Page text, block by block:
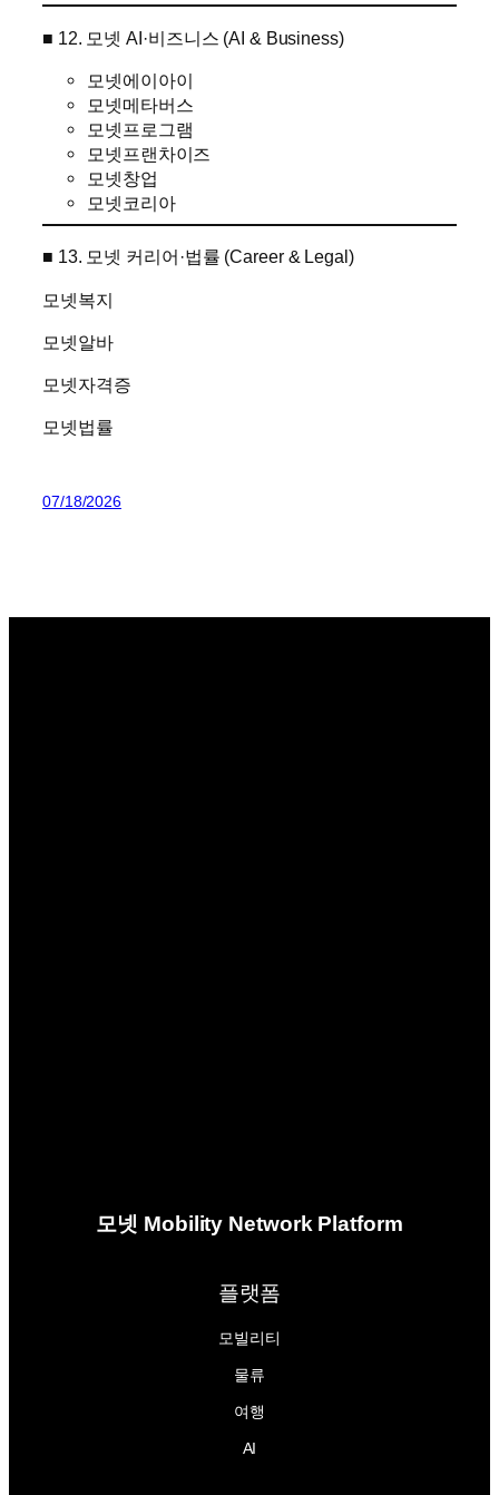
■ 12. 모넷 AI·비즈니스 (AI & Business)
모넷에이아이
모넷메타버스
모넷프로그램
모넷프랜차이즈
모넷창업
모넷코리아
■ 13. 모넷 커리어·법률 (Career & Legal)
모넷복지
모넷알바
모넷자격증
모넷법률
07/18/2026
모넷 Mobility Network Platform
플랫폼
모빌리티
물류
여행
AI